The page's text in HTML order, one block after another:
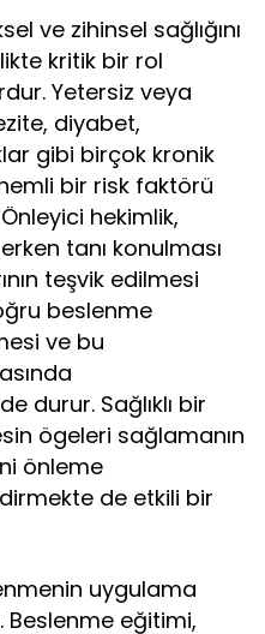
ve zihinsel sağlığını
kritik bir rol
Yetersiz veya
diyabet,
gibi birçok kronik
bir risk faktörü
hekimlik,
tanı konulması
teşvik edilmesi
beslenme
ve bu
durur. Sağlıklı bir
ögeleri sağlamanın
önleme
de etkili bir
uygulama
Beslenme eğitimi,